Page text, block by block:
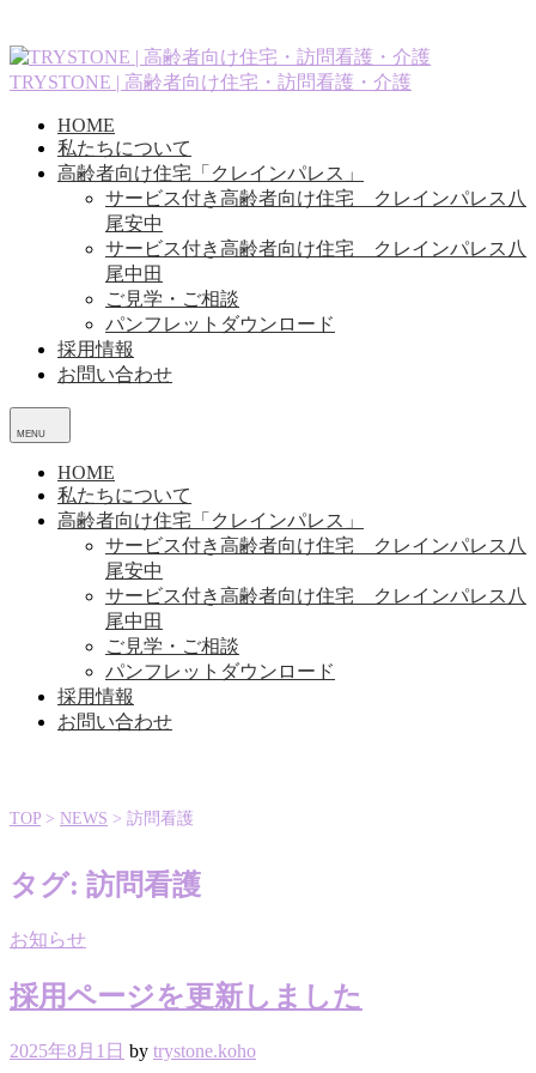
ン
テ
ン
TRYSTONE | 高齢者向け住宅・訪問看護・介護
HOME
私たちについて
高齢者向け住宅「クレインパレス」
サービス付き高齢者向け住宅 クレインパレス八
尾安中
サービス付き高齢者向け住宅 クレインパレス八
尾中田
ご見学・ご相談
パンフレットダウンロード
採用情報
お問い合わせ
ニ
HOME
私たちについて
高齢者向け住宅「クレインパレス」
サービス付き高齢者向け住宅 クレインパレス八
尾安中
サービス付き高齢者向け住宅 クレインパレス八
尾中田
ご見学・ご相談
パンフレットダウンロード
採用情報
お問い合わせ
TOP > NEWS > 訪問看護
タグ: 訪問看護
お知らせ
採用ページを更新しました
2025年8月1日 by trystone.koho